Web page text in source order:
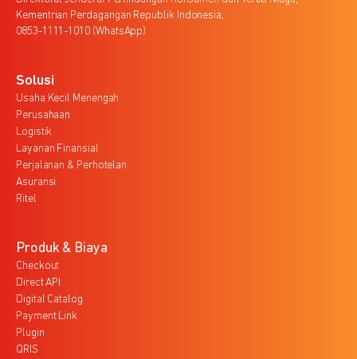
Kementrian Perdagangan Republik Indonesia,
0853-1111-1010 (WhatsApp)
Solusi
Usaha Kecil Menengah
Perusahaan
Logistik
Layanan Finansial
Perjalanan & Perhotelan
Asuransi
Ritel
Produk & Biaya
Checkout
Direct API
Digital Catalog
Payment Link
Plugin
QRIS